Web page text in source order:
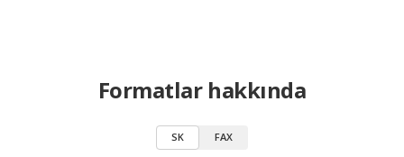
Formatlar hakkında
SK FAX